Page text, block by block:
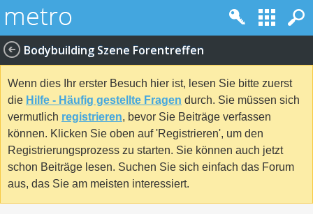
Bodybuilding Szene Forentreffen
Wenn dies Ihr erster Besuch hier ist, lesen Sie bitte zuerst
die Hilfe - Häufig gestellte Fragen durch. Sie müssen sich
vermutlich registrieren, bevor Sie Beiträge verfassen
können. Klicken Sie oben auf 'Registrieren', um den
Registrierungsprozess zu starten. Sie können auch jetzt
schon Beiträge lesen. Suchen Sie sich einfach das Forum
aus, das Sie am meisten interessiert.